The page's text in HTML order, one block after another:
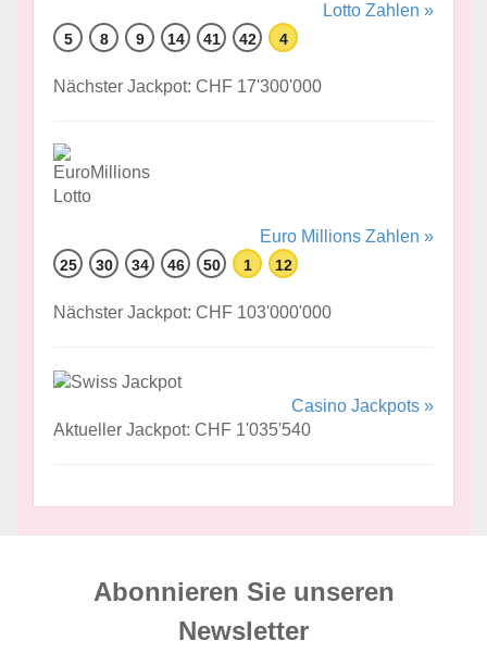
Lotto Zahlen »
5 8 9 14 41 42 4
Nächster Jackpot: CHF 17'300'000
Euro Millions Zahlen »
25 30 34 46 50 1 12
Nächster Jackpot: CHF 103'000'000
Casino Jackpots »
Aktueller Jackpot: CHF 1'035'540
Abonnieren Sie unseren
News­letter